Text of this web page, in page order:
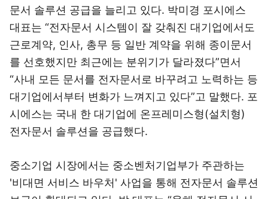
문서 솔루션 공급을 늘리고 있다. 박미경 포시에스
대표는 “전자문서 시스템이 잘 갖춰진 대기업에서도
근로계약, 인사, 총무 등 일반 계약을 위해 종이문서
를 선호했지만 최근에는 분위기가 달라졌다”면서
“사내 모든 문서를 전자문서로 바꾸려고 노력하는 등
대기업에서부터 변화가 느껴지고 있다”고 말했다. 포
시에스는 국내 한 대기업에 온프레미스형(설치형)
전자문서 솔루션을 공급했다.
중소기업 시장에서는 중소벤처기업부가 주관하는
'비대면 서비스 바우처' 사업을 통해 전자문서 솔루션